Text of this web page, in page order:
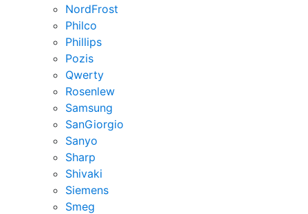
NordFrost
Philco
Phillips
Pozis
Qwerty
Rosenlew
Samsung
SanGiorgio
Sanyo
Sharp
Shivaki
Siemens
Smeg